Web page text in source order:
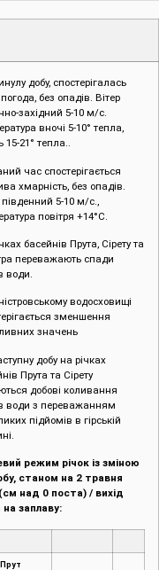
добу, спостерігалась
без опадів. Вітер
західний 5-10 м/с.
вночі 5-10° тепла,
15-21° тепла..
час спостерігається
хмарність, без опадів.
південний 5-10 м/с.,
повітря +14°С.
басейнів Прута, Сірету та
переважають спади
води.
водосховищі
зменшення
значень
добу на річках
Прута та Сірету
добові коливання
води з переважанням
підйомів в гірській
режим річок із зміною
станом на 2 травня
над 0 поста) / вихід
заплаву: